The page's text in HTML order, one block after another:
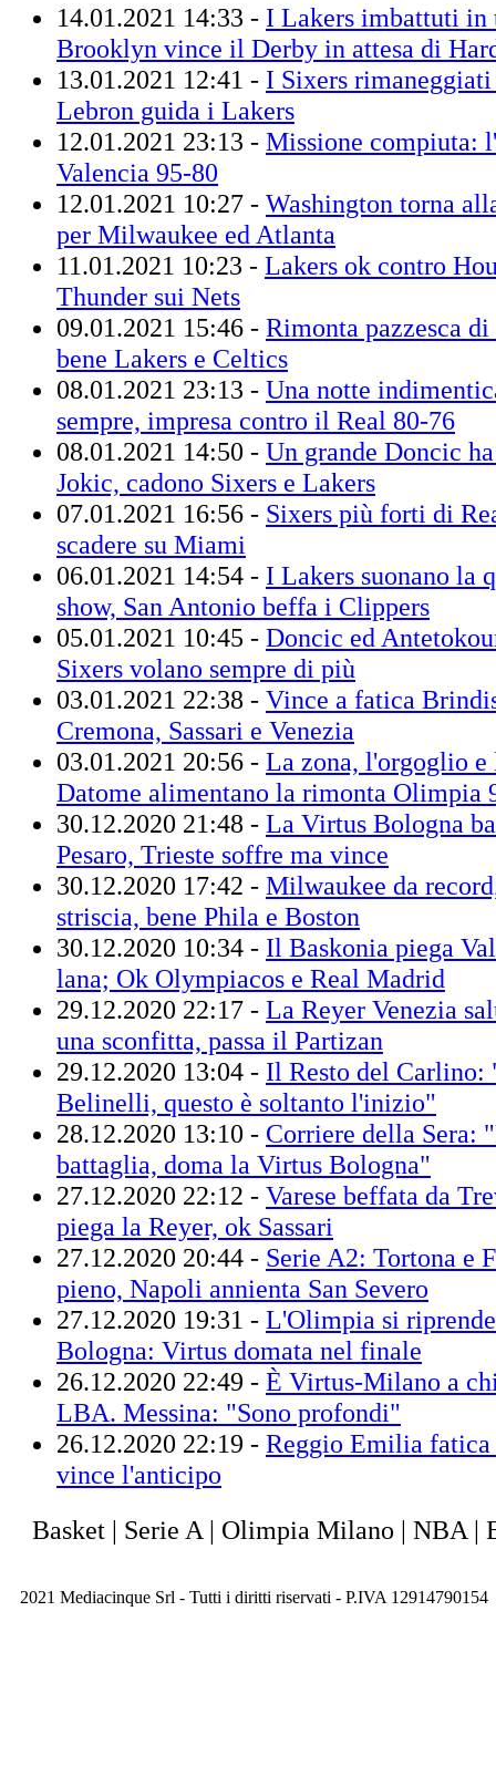
14.01.2021 14:33 - I Lakers imbattuti in
Brooklyn vince il Derby in attesa di
13.01.2021 12:41 - I Sixers
Lebron guida i Lakers
12.01.2021 23:13 - Missione compiuta:
Valencia 95-80
12.01.2021 10:27 - Washington torna
per Milwaukee ed Atlanta
11.01.2021 10:23 - Lakers ok contro
Thunder sui Nets
09.01.2021 15:46 - Rimonta pazzesca
bene Lakers e Celtics
08.01.2021 23:13 - Una notte
sempre, impresa contro il Real 80-76
08.01.2021 14:50 - Un grande Doncic
Jokic, cadono Sixers e Lakers
07.01.2021 16:56 - Sixers più forti di
scadere su Miami
06.01.2021 14:54 - I Lakers suonano la
show, San Antonio beffa i Clippers
05.01.2021 10:45 - Doncic ed
Sixers volano sempre di più
03.01.2021 22:38 - Vince a fatica
Cremona, Sassari e Venezia
03.01.2021 20:56 - La zona, l'orgoglio
Datome alimentano la rimonta Olimpia
30.12.2020 21:48 - La Virtus Bologna
Pesaro, Trieste soffre ma vince
30.12.2020 17:42 - Milwaukee da
striscia, bene Phila e Boston
30.12.2020 10:34 - Il Baskonia piega
lana; Ok Olympiacos e Real Madrid
29.12.2020 22:17 - La Reyer Venezia
una sconfitta, passa il Partizan
29.12.2020 13:04 - Il Resto del Carlino:
Belinelli, questo è soltanto l'inizio"
28.12.2020 13:10 - Corriere della Sera:
battaglia, doma la Virtus Bologna"
27.12.2020 22:12 - Varese beffata da
piega la Reyer, ok Sassari
27.12.2020 20:44 - Serie A2: Tortona e
pieno, Napoli annienta San Severo
27.12.2020 19:31 - L'Olimpia si
Bologna: Virtus domata nel finale
26.12.2020 22:49 - È Virtus-Milano a
LBA. Messina: "Sono profondi"
26.12.2020 22:19 - Reggio Emilia fatica
vince l'anticipo
Basket | Serie A | Olimpia Milano | NBA |
2021 Mediacinque Srl - Tutti i diritti riservati - P.IVA 12914790154